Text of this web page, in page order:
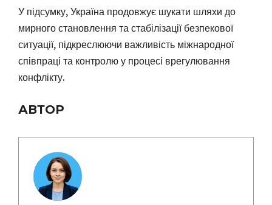
У підсумку, Україна продовжує шукати шляхи до
мирного становлення та стабілізації безпекової
ситуації, підкреслюючи важливість міжнародної
співпраці та контролю у процесі врегулювання
конфлікту.
АВТОР